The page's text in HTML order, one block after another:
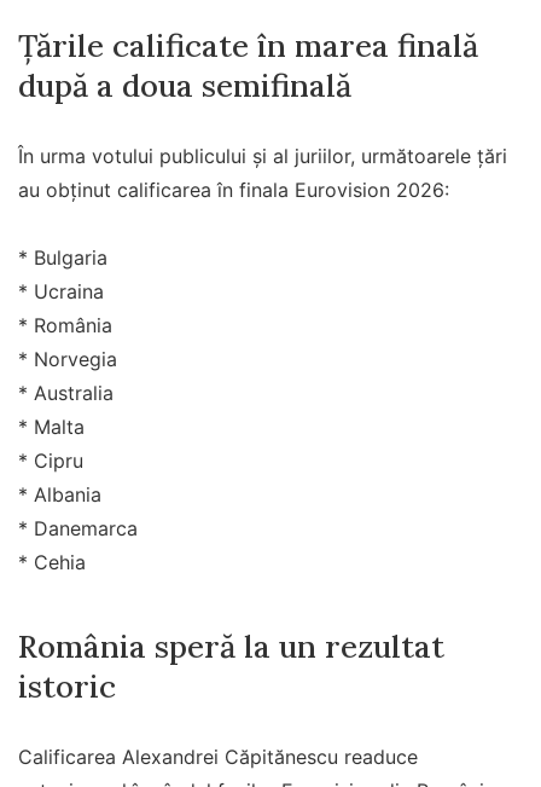
Țările calificate în marea finală
după a doua semifinală
În urma votului publicului și al juriilor, următoarele țări
au obținut calificarea în finala Eurovision 2026:
* Bulgaria
* Ucraina
* România
* Norvegia
* Australia
* Malta
* Cipru
* Albania
* Danemarca
* Cehia
România speră la un rezultat
istoric
Calificarea Alexandrei Căpitănescu readuce